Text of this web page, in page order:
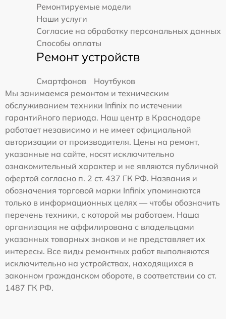
Ремонтируемые модели
Наши услуги
Согласие на обработку персональных данных
Способы оплаты
Ремонт устройств
Смартфонов
Ноутбуков
Мы занимаемся ремонтом и техническим
обслуживанием техники Infinix по истечении
гарантийного периода. Наш центр в Краснодаре
работает независимо и не имеет официальной
авторизации от производителя. Цены на ремонт,
указанные на сайте, носят исключительно
ознакомительный характер и не являются публичной
офертой согласно п. 2 ст. 437 ГК РФ. Названия и
обозначения торговой марки Infinix упоминаются
только в информационных целях — чтобы обозначить
перечень техники, с которой мы работаем. Наша
организация не аффилирована с владельцами
указанных товарных знаков и не представляет их
интересы. Все виды ремонтных работ выполняются
исключительно на устройствах, находящихся в
законном гражданском обороте, в соответствии со ст.
1487 ГК РФ.